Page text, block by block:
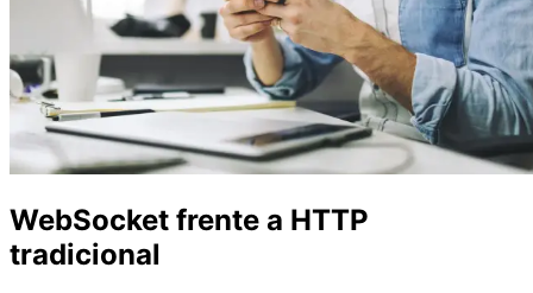
WebSocket frente a HTTP
tradicional